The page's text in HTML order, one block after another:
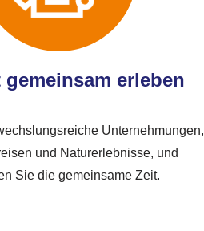
gemeinsam erleben
Unternehmungen,
und Naturerlebnisse, und
Sie die gemeinsame Zeit.